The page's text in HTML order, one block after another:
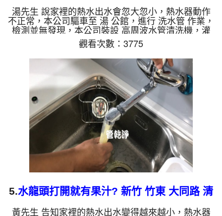
管
湯先生 說家裡的熱水出水會忽大忽小，熱水器動作
不正常，本公司驅車至 湯 公館，進行 洗水管 作業，
檢測並無發現，本公司裝設 高周波水管清洗機，灌
入 檸檬酸 至水管，等了約15分，開啟 水管清洗機 ，
啟動 螺旋波 模式，一洗水管就流出棕色髒水，越洗
顏色就鮮豔，兩個多小時後，熱水出水順暢，熱水器
不會誤動作了。 如是自來水，如水管老化，會產生
鐵鏽跟泥沙堆積，洗出來的水就會是咖啡色，地下水
含有氧化錳，管壁上會結成黑色管垢，洗出來的水會
跟石油一樣黑，有些洗出綠色的水，是因為裡面有銅
的物質，生鏽產生銅...
觀看次數：3775
5.水龍頭打開就有果汁? 新竹 竹東 大同路 清
洗水管
黃先生 告知家裡的熱水出水變得越來越小，熱水器